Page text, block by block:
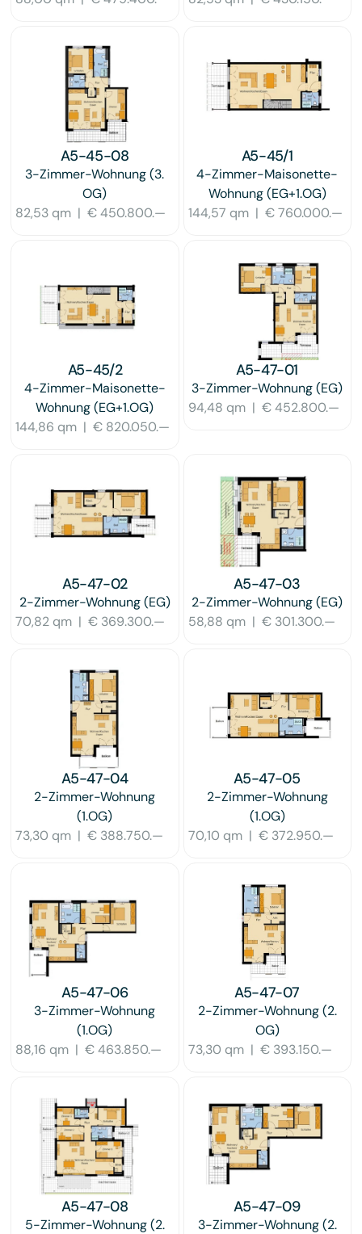
A5-45-08
3-Zimmer-Wohnung(3.
OG)
82,53 qm |€ 450.800.—
A5-45/1
4-Zimmer-Maisonette-
Wohnung(EG+1.OG)
144,57 qm| € 760.000.—
A5-45/2
4-Zimmer-Maisonette-
Wohnung(EG+1.OG)
144,86 qm |€ 820.050.—
A5-47-01
3-Zimmer-Wohnung(EG)
94,48 qm| € 452.800.—
A5-47-02
2-Zimmer-Wohnung(EG)
70,82 qm |€ 369.300.—
A5-47-03
2-Zimmer-Wohnung(EG)
58,88 qm| € 301.300.—
A5-47-04
2-Zimmer-Wohnung
(1.OG)
73,30 qm |€ 388.750.—
A5-47-05
2-Zimmer-Wohnung
(1.OG)
70,10 qm| € 372.950.—
A5-47-06
3-Zimmer-Wohnung
(1.OG)
88,16 qm |€ 463.850.—
A5-47-07
2-Zimmer-Wohnung(2.
OG)
73,30 qm| € 393.150.—
A5-47-08
5-Zimmer-Wohnung(2.
A5-47-09
3-Zimmer-Wohnung(2.